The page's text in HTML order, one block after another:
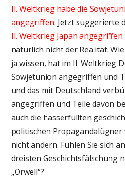
Webfundstück
Wissenschaft
II. Weltkrieg habe die
angegriffen. Jetzt suggerierte
II. Weltkrieg Japan angegriffen
natürlich nicht der Realität.
ja wissen, hat im II. Weltkrieg
Sowjetunion angegriffen und
und das mit Deutschland
angegriffen und Teile davon
auch die hasserfüllten
politischen Propagandalügner
nicht ändern. Fühlen Sie sich
dreisten Geschichtsfälschung
„Orwell“?